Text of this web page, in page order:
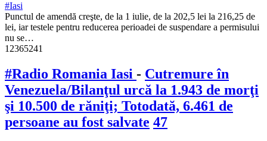
#Iasi
Punctul de amendă creşte, de la 1 iulie, de la 202,5 lei la 216,25 de
lei, iar testele pentru reducerea perioadei de suspendare a permisului
nu se…
12365241
#Radio Romania Iasi - Cutremure în
Venezuela/Bilanţul urcă la 1.943 de morţi
şi 10.500 de răniţi; Totodată, 6.461 de
persoane au fost salvate 47